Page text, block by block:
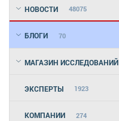
НОВОСТИ 48075
БЛОГИ 70
МАГАЗИН ИССЛЕДОВАНИЙ
ЭКСПЕРТЫ 1923
КОМПАНИИ 274